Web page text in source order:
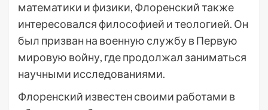
математики и физики, Флоренский также
интересовался философией и теологией. Он
был призван на военную службу в Первую
мировую войну, где продолжал заниматься
научными исследованиями.
Флоренский известен своими работами в